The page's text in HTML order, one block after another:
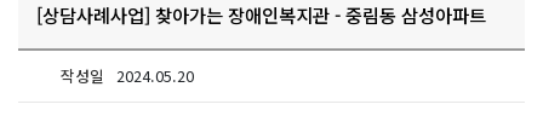
[상담사례사업] 찾아가는 장애인복지관 - 중림동 삼성아파트
작성일 2024.05.20